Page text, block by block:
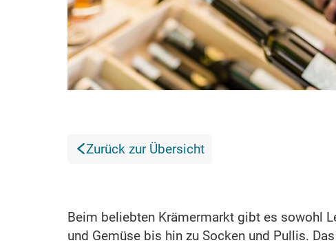
Zurück zur Übersicht
Beim beliebten Krämermarkt gibt es sowohl
und Gemüse bis hin zu Socken und Pullis.